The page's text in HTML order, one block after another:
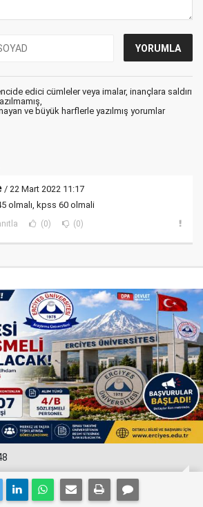
edici cümleler veya imalar, inançlara saldırı
ve büyük harflerle yazılmış yorumlar
/ 22 Mart 2022 11:17
olmalı, kpss 60 olmali
(0) (0)